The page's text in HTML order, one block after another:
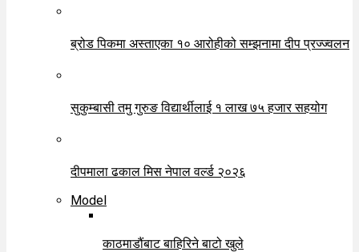
ब्रोड पिकमा अस्ताएका १० आरोहीको सम्झनामा दीप प्रज्ज्वलन
सुकुम्बासी तमु गुरुङ विद्यार्थीलाई १ लाख ७५ हजार सहयोग
दीपमाला ढकाल मिस नेपाल वर्ल्ड २०२६
Model
काठमाडौंबाट बाहिरिने बाटो खुले